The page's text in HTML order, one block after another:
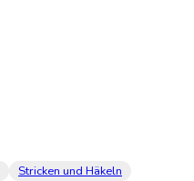
Stricken und Häkeln